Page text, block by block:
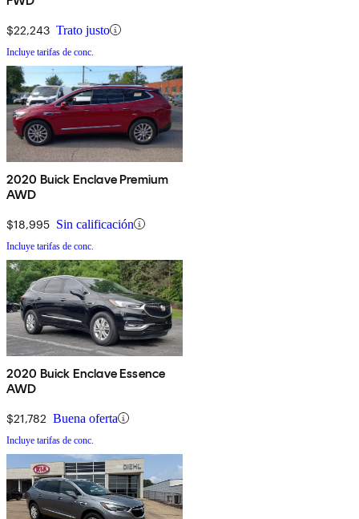
$22,243 Trato justo
Incluye tarifas de conc.
2020 Buick Enclave Premium
AWD
$18,995 Sin calificación
Incluye tarifas de conc.
2020 Buick Enclave Essence
AWD
$21,782 Buena oferta
Incluye tarifas de conc.